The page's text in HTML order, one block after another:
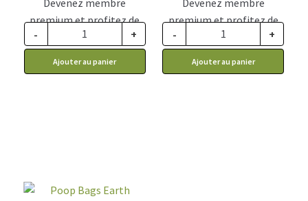
prix :
12.99$
à
premium et profitez de
ce prix rabais : 10.72$ CA
- +
Ajouter au panier
prix :
71.99$
à
premium et profitez de
ce prix rabais : 61.19$ CA
- +
Ajouter au panier